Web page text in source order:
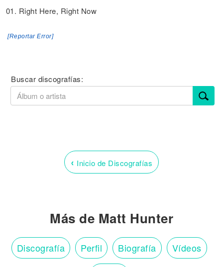
01. Right Here, Right Now
[Reportar Error]
Buscar discografías:
‹ Inicio de Discografías
Más de Matt Hunter
Discografía Perfil Biografía Vídeos